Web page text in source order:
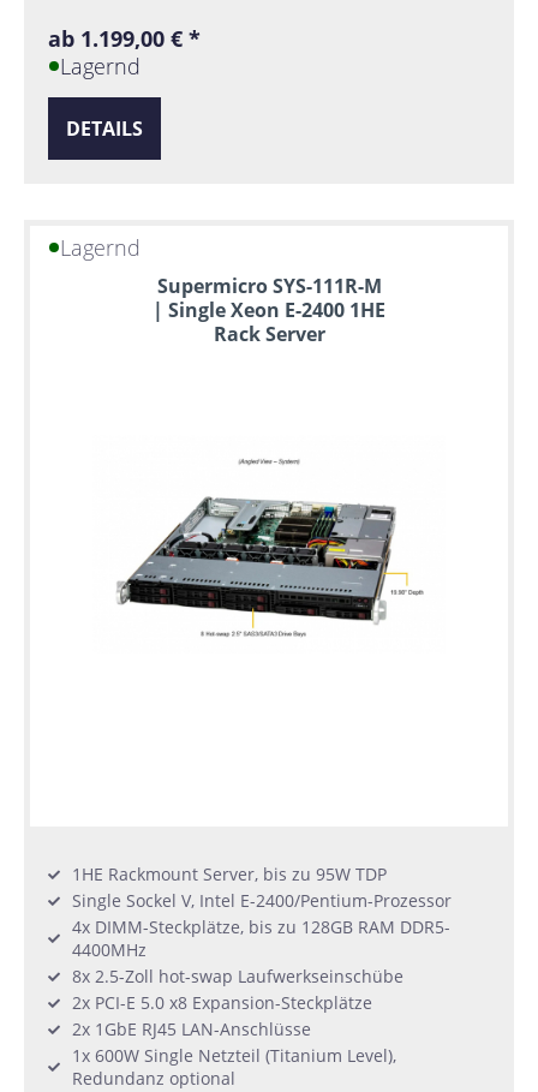
ab 1.199,00 € *
Lagernd
DETAILS
Lagernd
Supermicro SYS-111R-M
| Single Xeon E-2400 1HE
Rack Server
1HE Rackmount Server, bis zu 95W TDP
Single Sockel V, Intel E-2400/Pentium-Prozessor
4x DIMM-Steckplätze, bis zu 128GB RAM DDR5-
4400MHz
8x 2.5-Zoll hot-swap Laufwerkseinschübe
2x PCI-E 5.0 x8 Expansion-Steckplätze
2x 1GbE RJ45 LAN-Anschlüsse
1x 600W Single Netzteil (Titanium Level),
Redundanz optional